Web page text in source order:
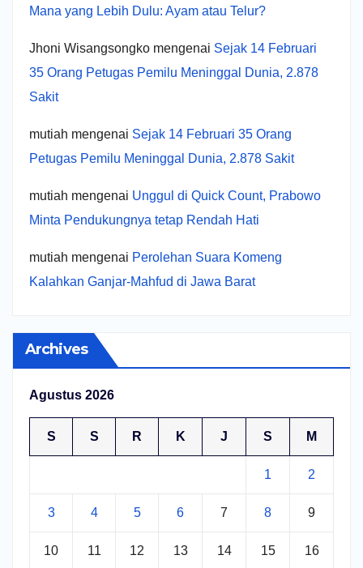
Mana yang Lebih Dulu: Ayam atau Telur?
Jhoni Wisangsongko mengenai Sejak 14 Februari
35 Orang Petugas Pemilu Meninggal Dunia, 2.878
Sakit
mutiah mengenai Sejak 14 Februari 35 Orang
Petugas Pemilu Meninggal Dunia, 2.878 Sakit
mutiah mengenai Unggul di Quick Count, Prabowo
Minta Pendukungnya tetap Rendah Hati
mutiah mengenai Perolehan Suara Komeng
Kalahkan Ganjar-Mahfud di Jawa Barat
Archives
Agustus 2026
S S R K J S M
1 2
3 4 5 6 7 8 9
10 11 12 13 14 15 16